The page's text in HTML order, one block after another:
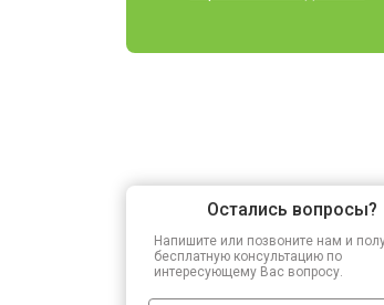
Остались вопросы?
Напишите или позвоните нам и
бесплатную консультацию по
интересующему Вас вопросу.